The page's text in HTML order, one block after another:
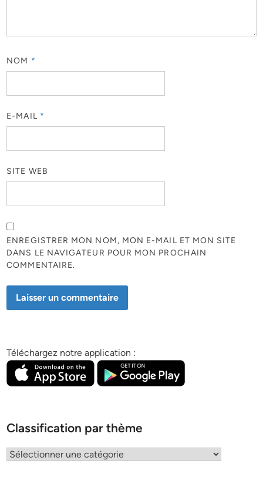
NOM *
E-MAIL *
SITE WEB
ENREGISTRER MON NOM, MON E-MAIL ET MON SITE
DANS LE NAVIGATEUR POUR MON PROCHAIN
COMMENTAIRE.
Téléchargez notre application :
Classification par thème
Classification